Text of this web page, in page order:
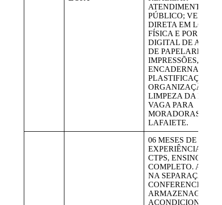
ATENDIMENTO AO
PÚBLICO; VENDA
DIRETA EM LOJA
FÍSICA E POR MEIO
DIGITAL DE
DE PAPELARIA,
IMPRESSÕES,
ENCADERNAÇÃO,
PLASTIFICAÇÃO;
ORGANIZAÇÃO E
LIMPEZA DA LOJA.
VAGA PARA
MORADORAS DE
LAFAIETE.
06 MESES DE
EXPERIÊNCIA NA
CTPS, ENSINO
COMPLETO.
NA SEPARAÇÃO,
CONFERENCIA,
ARMAZENAGEM,